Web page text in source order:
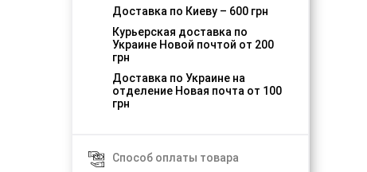
Доставка по Киеву – 600 грн
Курьерская доставка по
Украине Новой почтой от 200
грн
Доставка по Украине на
отделение Новая почта от 100
грн
Способ оплаты товара